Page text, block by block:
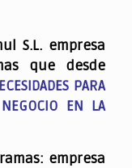
S.L. empresa
que desde
PARA
EN LA
empresa